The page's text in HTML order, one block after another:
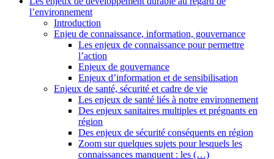
l’environnement
Introduction
Enjeu de connaissance, information, gouvernance
Les enjeux de connaissance pour permettre
l’action
Enjeux de gouvernance
Enjeux d’information et de sensibilisation
Enjeux de santé, sécurité et cadre de vie
Les enjeux de santé liés à notre environnement
Des enjeux sanitaires multiples et prégnants en
région
Des enjeux de sécurité conséquents en région
Zoom sur quelques sujets pour lesquels les
connaissances manquent : les (…)